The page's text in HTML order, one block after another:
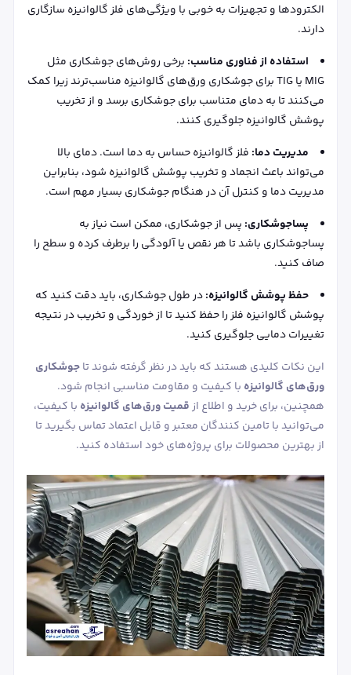
الکترودها و تجهیزات به خوبی با ویژگی‌های فلز گالوانیزه سازگاری
دارند.
استفاده از فناوری مناسب: برخی روش‌های جوشکاری مثل
MIG یا TIG برای جوشکاری ورق‌های گالوانیزه مناسب‌ترند زیرا کمک
می‌کنند تا به دمای متناسب برای جوشکاری برسد و از تخریب
پوشش گالوانیزه جلوگیری کنند.
مدیریت دما: فلز گالوانیزه حساس به دما است. دمای بالا
می‌تواند باعث انجماد و تخریب پوشش گالوانیزه شود، بنابراین
مدیریت دما و کنترل آن در هنگام جوشکاری بسیار مهم است.
پساجوشکاری: پس از جوشکاری، ممکن است نیاز به
پساجوشکاری باشد تا هر نقص یا آلودگی را برطرف کرده و سطح را
صاف کنید.
حفظ پوشش گالوانیزه:در طول جوشکاری، باید دقت کنید که
پوشش گالوانیزه فلز را حفظ کنید تا از خوردگی و تخریب در نتیجه
تغییرات دمایی جلوگیری کنید.
این نکات کلیدی هستند که باید در نظر گرفته شوند تاجوشکاری
ورق‌های گالوانیزه با کیفیت و مقاومت مناسبی انجام شود.
همچنین، برای خرید و اطلاع ازقمیت ورق‌های گالوانیزه با کیفیت،
می‌توانید با تامین ‌کنندگان معتبر و قابل اعتماد تماس بگیرید تا
از بهترین محصولات برای پروژه‌های خود استفاده کنید.